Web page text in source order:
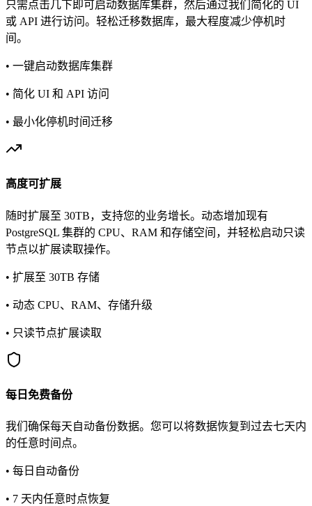
只需点击几下即可启动数据库集群，然后通过我们简化的 UI
或 API 进行访问。轻松迁移数据库，最大程度减少停机时
间。
• 一键启动数据库集群
• 简化 UI 和 API 访问
• 最小化停机时间迁移
高度可扩展
随时扩展至 30TB，支持您的业务增长。动态增加现有
PostgreSQL 集群的 CPU、RAM 和存储空间，并轻松启动只读
节点以扩展读取操作。
• 扩展至 30TB 存储
• 动态 CPU、RAM、存储升级
• 只读节点扩展读取
每日免费备份
我们确保每天自动备份数据。您可以将数据恢复到过去七天内
的任意时间点。
• 每日自动备份
• 7 天内任意时点恢复